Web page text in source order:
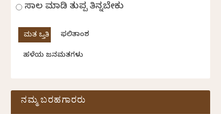
ಸಾಲ ಮಾಡಿ ತುಪ್ಪ ತಿನ್ನಬೇಕು
ಫಲಿತಾಂಶ
ಹಳೆಯ ಜನಮತಗಳು
ನಮ್ಮ ಬರಹಗಾರರು